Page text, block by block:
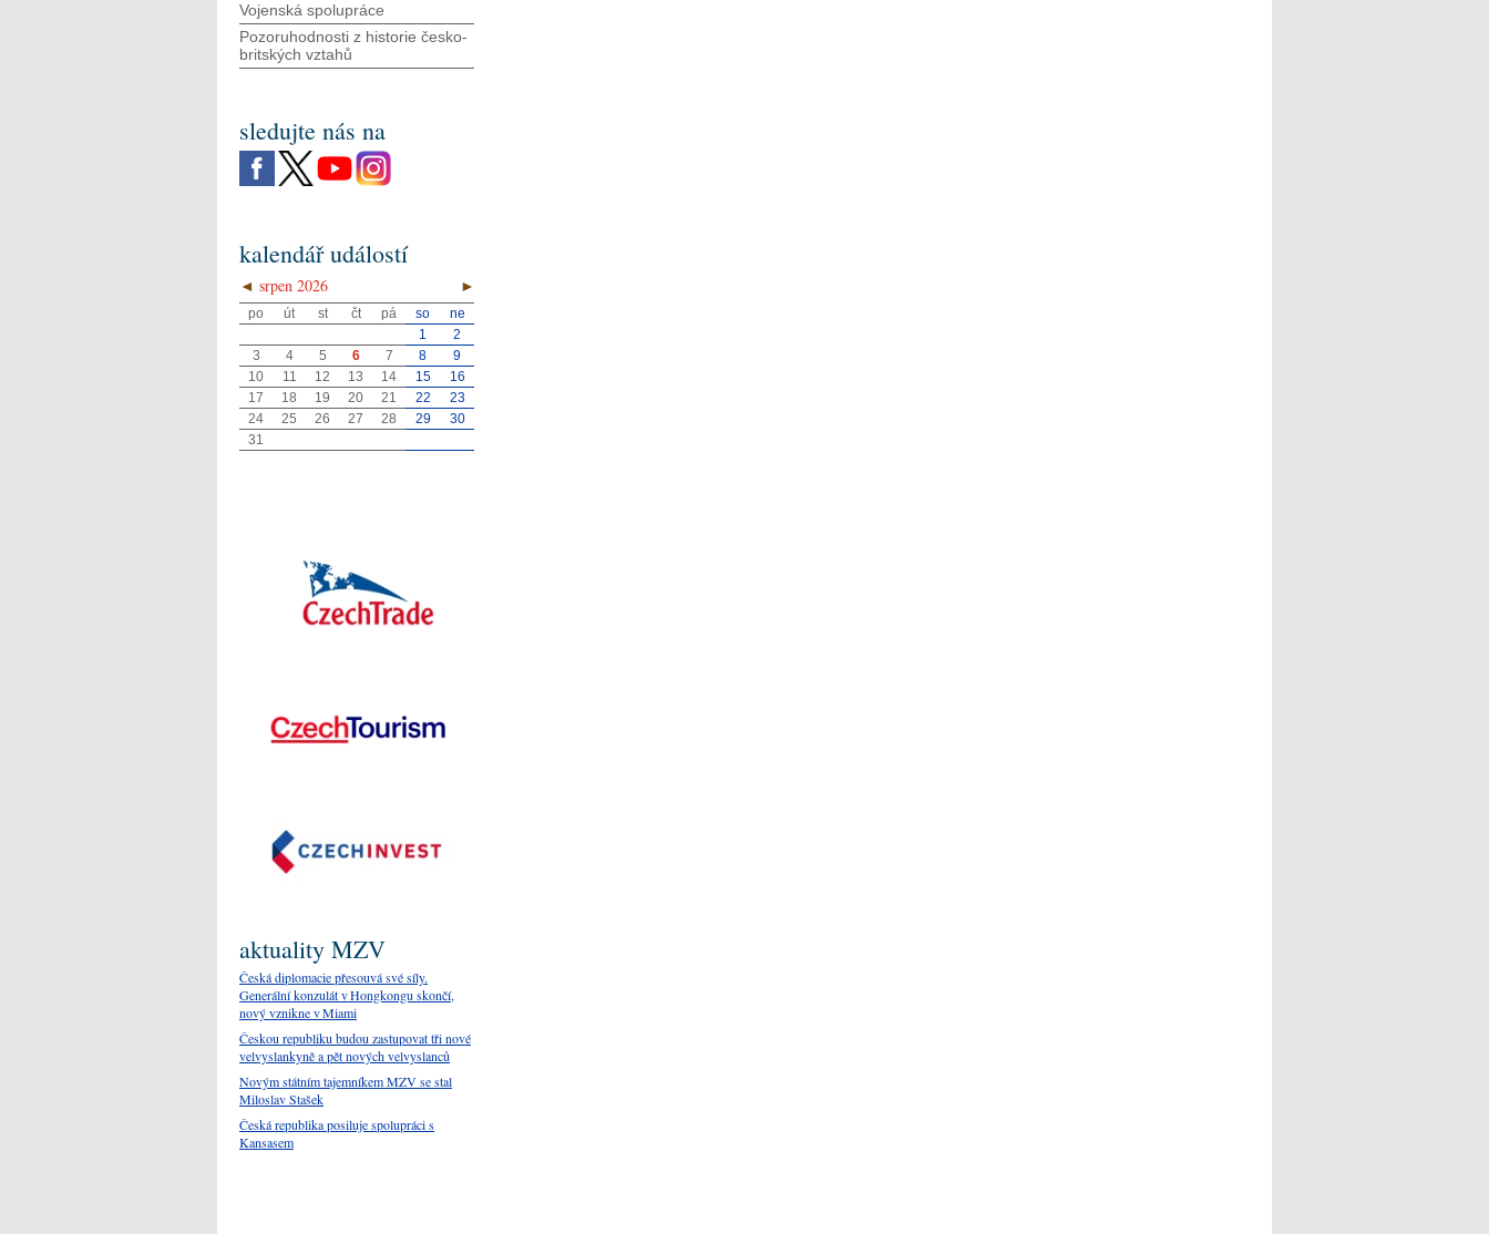
Vojenská spolupráce
Pozoruhodnosti z historie česko-
britských vztahů
sledujte nás na
kalendář událostí
◄ ►
srpen 2026
po út st čt pá so
ne
1
2
3
4 5 6 7 8
9
10
11 12 13 14 15
16
17
18 19 20 21 22
23
24
25 26 27 28 29
30
31
aktuality MZV
Česká diplomacie přesouvá své síly.
Generální konzulát v Hongkongu skončí,
nový vznikne v Miami
Českou republiku budou zastupovat tři nové
velvyslankyně a pět nových velvyslanců
Novým státním tajemníkem MZV se stal
Miloslav Stašek
Česká republika posiluje spolupráci s
Kansasem